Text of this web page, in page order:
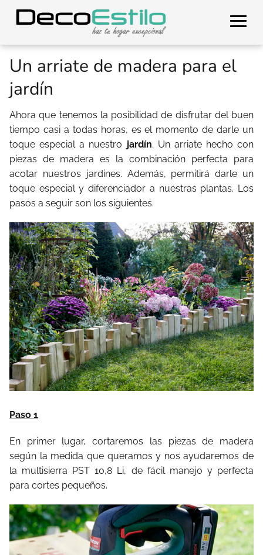
Un arriate de madera para el
jardín
Ahora que tenemos la posibilidad de disfrutar del buen
tiempo casi a todas horas, es el momento de darle un
toque especial a nuestro jardín. Un arriate hecho con
piezas de madera es la combinación perfecta para
acotar nuestros jardines. Además, permitirá darle un
toque especial y diferenciador a nuestras plantas. Los
pasos a seguir son los siguientes.
Paso 1
En primer lugar, cortaremos las piezas de madera
según la medida que queramos y nos ayudaremos de
la multisierra PST 10,8 Li, de fácil manejo y perfecta
para cortes pequeños.